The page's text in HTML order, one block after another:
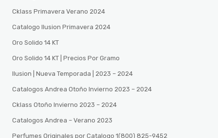
Cklass Primavera Verano 2024
Catalogo Ilusion Primavera 2024
Oro Solido 14 KT
Oro Solido 14 KT | Precios Por Gramo
Ilusion | Nueva Temporada | 2023 – 2024
Catalogos Andrea Otoño Invierno 2023 – 2024
Cklass Otoño Invierno 2023 – 2024
Catalogos Andrea – Verano 2023
Perfumes Originales por Catalogo 1(800) 825-9452